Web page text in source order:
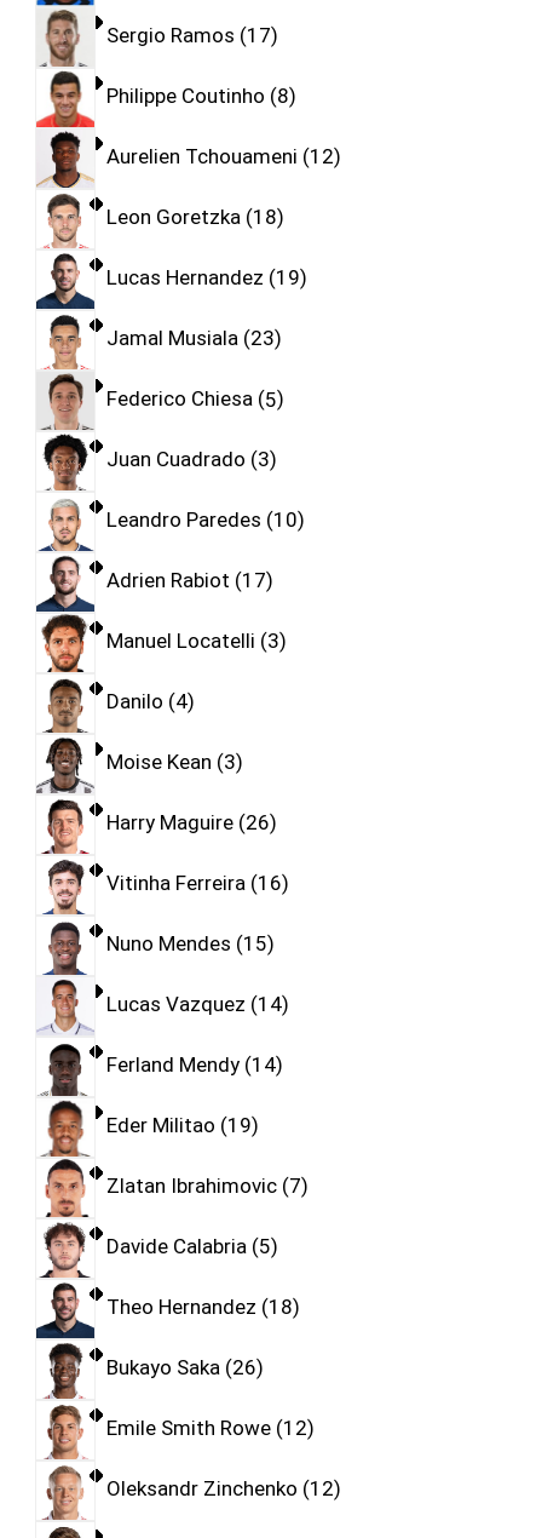
Sergio Ramos 17
Philippe Coutinho 8
Aurelien Tchouameni 12
Leon Goretzka 18
Lucas Hernandez 19
Jamal Musiala 23
Federico Chiesa 5
Juan Cuadrado 3
Leandro Paredes 10
Adrien Rabiot 17
Manuel Locatelli 3
Danilo 4
Moise Kean 3
Harry Maguire 26
Vitinha Ferreira 16
Nuno Mendes 15
Lucas Vazquez 14
Ferland Mendy 14
Eder Militao 19
Zlatan Ibrahimovic 7
Davide Calabria 5
Theo Hernandez 18
Bukayo Saka 26
Emile Smith Rowe 12
Oleksandr Zinchenko 12